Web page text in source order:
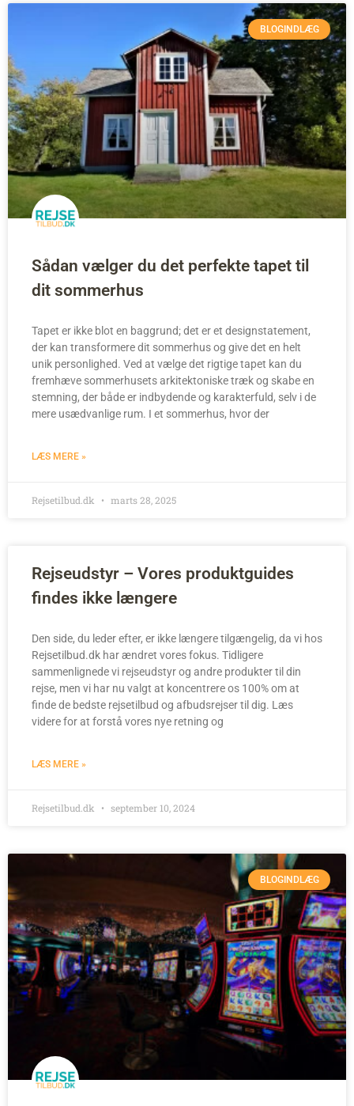
BLOGINDLÆG
Sådan vælger du det perfekte tapet til
dit sommerhus
Tapet er ikke blot en baggrund; det er et designstatement,
der kan transformere dit sommerhus og give det en helt
unik personlighed. Ved at vælge det rigtige tapet kan du
fremhæve sommerhusets arkitektoniske træk og skabe en
stemning, der både er indbydende og karakterfuld, selv i de
mere usædvanlige rum. I et sommerhus, hvor der
LÆS MERE »
Rejsetilbud.dk marts 28, 2025
Rejseudstyr – Vores produktguides
findes ikke længere
Den side, du leder efter, er ikke længere tilgængelig, da vi hos
Rejsetilbud.dk har ændret vores fokus. Tidligere
sammenlignede vi rejseudstyr og andre produkter til din
rejse, men vi har nu valgt at koncentrere os 100% om at
finde de bedste rejsetilbud og afbudsrejser til dig. Læs
videre for at forstå vores nye retning og
LÆS MERE »
Rejsetilbud.dk september 10, 2024
BLOGINDLÆG